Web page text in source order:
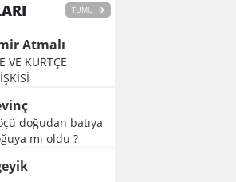
TÜMÜ
Atmalı
VE KÜRTÇE
doğudan batıya
mı oldu ?